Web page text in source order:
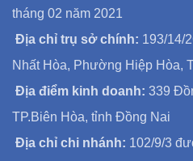
tháng 02 năm 2021
Địa chỉ trụ sở chính: 193/14/
Nhất Hòa, Phường Hiệp Hòa,
Địa điểm kinh doanh: 339
TP.Biên Hòa, tỉnh Đồng Nai
Địa chỉ chi nhánh: 102/9/3